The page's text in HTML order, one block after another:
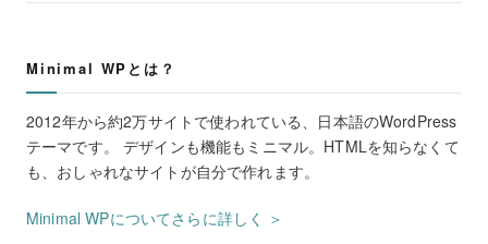
Minimal WPとは？
2012年から約2万サイトで使われている、日本語のWordPress
テーマです。 デザインも機能もミニマル。HTMLを知らなくて
も、おしゃれなサイトが自分で作れます。
Minimal WPについてさらに詳しく ＞